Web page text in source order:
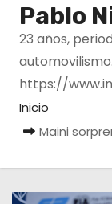
Pablo
23 años,
https://
Inicio
Maini